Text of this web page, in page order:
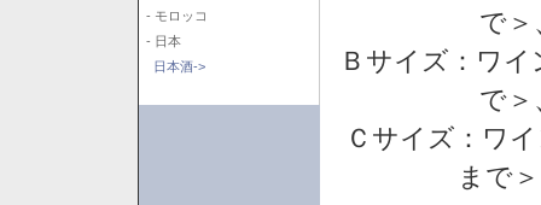
- モロッコ
- 日本
日本酒->
で
Ｂサイズ：ワ
で
Ｃサイズ：ワ
まで